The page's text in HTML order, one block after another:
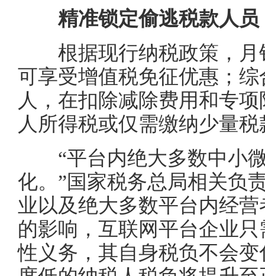
精准锁定偷逃税款人员
根据现行纳税政策，月
可享受增值税免征优惠；
人，在扣除减除费用和专
人所得税或仅需缴纳少量税
“平台内绝大多数中小微
化。”国家税务总局相关负
业以及绝大多数平台内经
的影响，互联网平台企业
性义务，其自身税负不会